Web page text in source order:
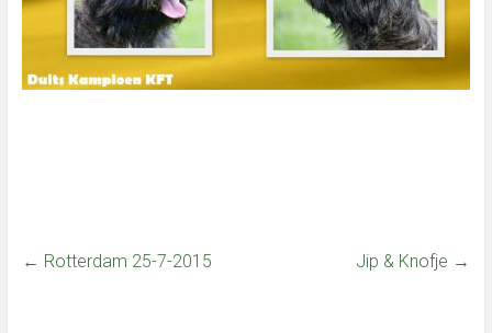
← Rotterdam 25-7-2015 Jip & Knofje →